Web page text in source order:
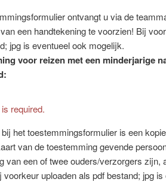
ontvangt u via de
een handtekening te voorzien! Bij
jpg is eventueel ook mogelijk.
voor reizen met een minderjarige
required.
het toestemmingsformulier is een
van de toestemming gevende
van een of twee ouders/verzorgers zijn,
voorkeur uploaden als pdf bestand; jpg is